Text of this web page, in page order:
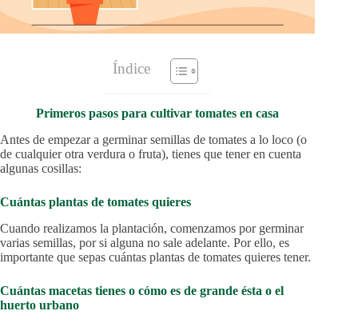
Índice
Primeros pasos para cultivar tomates en casa
Antes de empezar a germinar semillas de tomates a lo loco (o
de cualquier otra verdura o fruta), tienes que tener en cuenta
algunas cosillas:
Cuántas plantas de tomates quieres
Cuando realizamos la plantación, comenzamos por germinar
varias semillas, por si alguna no sale adelante. Por ello, es
importante que sepas cuántas plantas de tomates quieres tener.
Cuántas macetas tienes o cómo es de grande ésta o el
huerto urbano